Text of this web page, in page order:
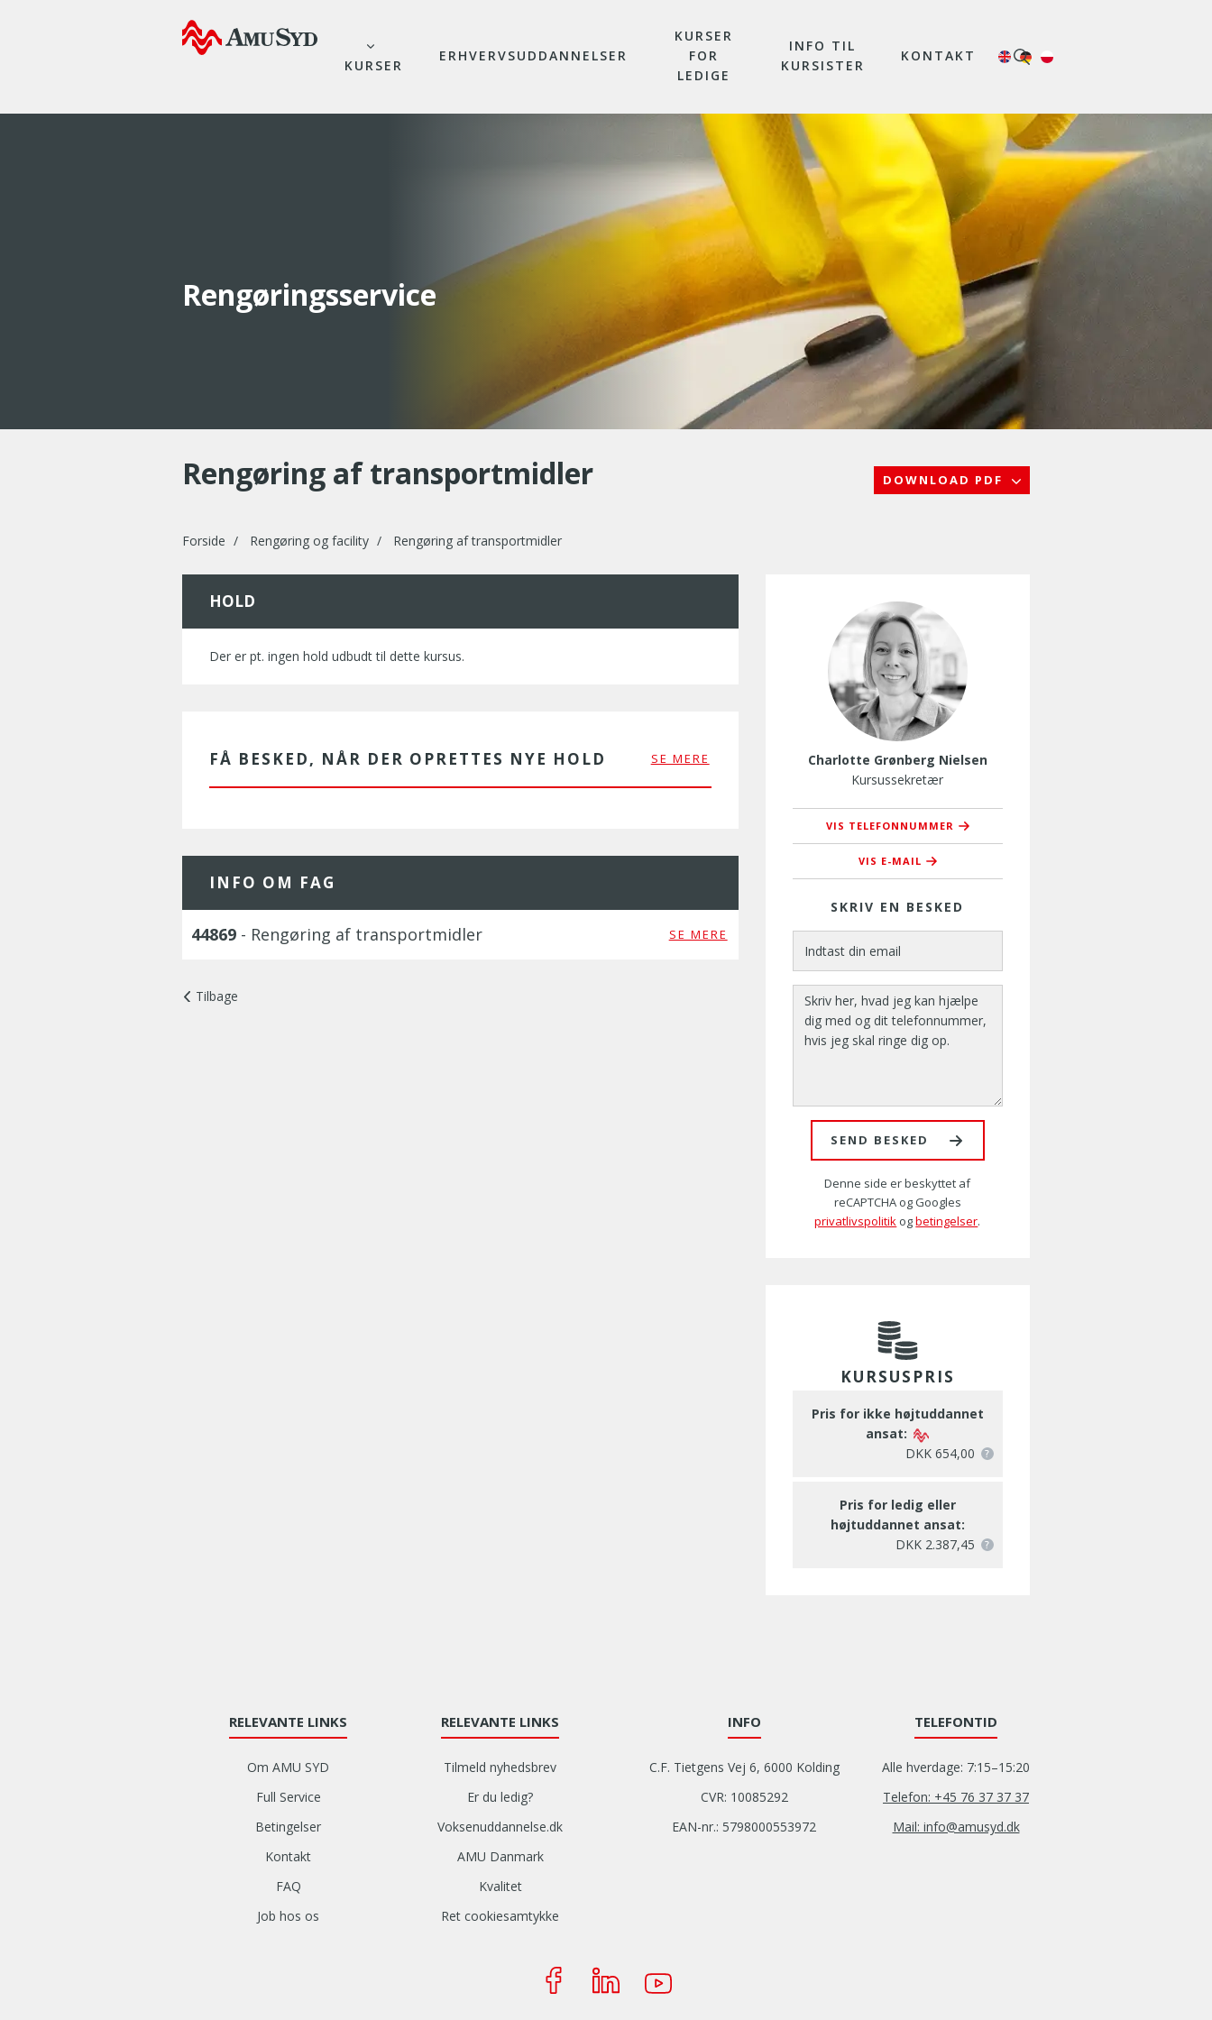
KURSER
ERHVERVSUDDANNELSER
KURSER
FOR
LEDIGE
INFO TIL
KURSISTER
KONTAKT
Rengøringsservice
Rengøring af transportmidler DOWNLOAD PDF
Forside Rengøring og facility Rengøring af transportmidler
HOLD
Der er pt. ingen hold udbudt til dette kursus.
FÅ BESKED, NÅR DER OPRETTES NYE HOLD SE MERE
INFO OM FAG
44869 - Rengøring af transportmidler SE MERE
Tilbage
Charlotte Grønberg Nielsen
Kursussekretær
VIS TELEFONNUMMER
76 37 37 42
VIS E-MAIL
cgn@amusyd.dk
SKRIV EN BESKED
SEND BESKED
Denne side er beskyttet af
reCAPTCHA og Googles
privatlivspolitik ogbetingelser.
KURSUSPRIS
Pris for ikke højtuddannet
ansat:
DKK 654,00
Pris for ledig eller
højtuddannet ansat:
DKK 2.387,45
RELEVANTE LINKS
Om AMU SYD
Full Service
Betingelser
Kontakt
FAQ
Job hos os
RELEVANTE LINKS
Tilmeld nyhedsbrev
Er du ledig?
Voksenuddannelse.dk
AMU Danmark
Kvalitet
Ret cookiesamtykke
INFO
C.F. Tietgens Vej 6, 6000 Kolding
CVR: 10085292
EAN-nr.: 5798000553972
TELEFONTID
Alle hverdage: 7:15–15:20
Telefon: +45 76 37 37 37
Mail: info@amusyd.dk